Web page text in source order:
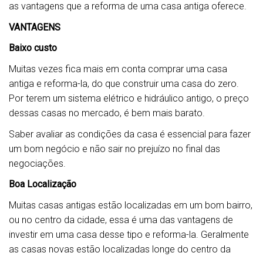
as vantagens que a reforma de uma casa antiga oferece.
VANTAGENS
Baixo custo
Muitas vezes fica mais em conta comprar uma casa
antiga e reforma-la, do que construir uma casa do zero.
Por terem um sistema elétrico e hidráulico antigo, o preço
dessas casas no mercado, é bem mais barato.
Saber avaliar as condições da casa é essencial para fazer
um bom negócio e não sair no prejuízo no final das
negociações.
Boa Localização
Muitas casas antigas estão localizadas em um bom bairro,
ou no centro da cidade, essa é uma das vantagens de
investir em uma casa desse tipo e reforma-la. Geralmente
as casas novas estão localizadas longe do centro da